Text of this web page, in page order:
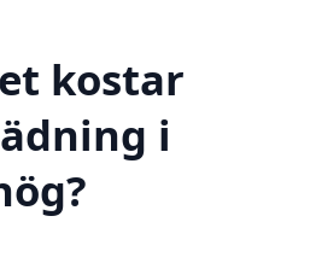
kostar
i